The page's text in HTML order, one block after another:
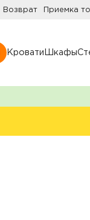
Возврат Приемка
Кровати Шкафы
Шкафы